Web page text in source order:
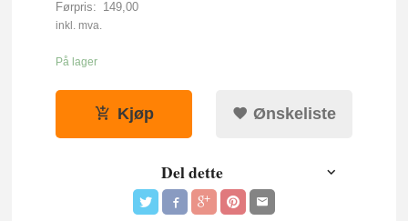
Førpris: 149,00
Rabatt
inkl. mva.
På lager
Kjøp Ønskeliste
Del dette